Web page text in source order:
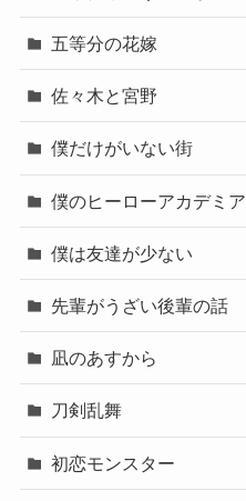
五等分の花嫁
佐々木と宮野
僕だけがいない街
僕のヒーローアカデミア
僕は友達が少ない
先輩がうざい後輩の話
凪のあすから
刀剣乱舞
初恋モンスター